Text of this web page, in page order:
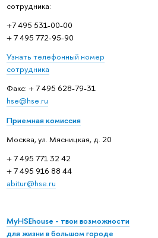
сотрудника:
+7 495 531-00-00
+ 7 495 772-95-90
Узнать телефонный номер
сотрудника
Факс: + 7 495 628-79-31
hse@hse.ru
Приемная комиссия
Москва, ул. Мясницкая, д. 20
+ 7 495 771 32 42
+ 7 495 916 88 44
abitur@hse.ru
MyHSEhouse - твои возможности
для жизни в большом городе